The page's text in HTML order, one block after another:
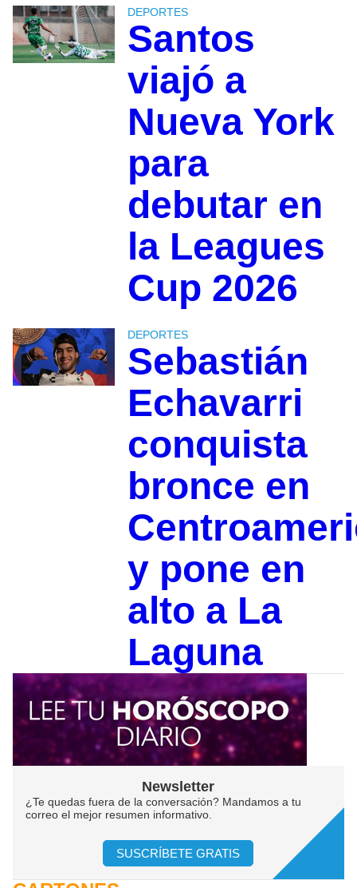
DEPORTES
Santos
viajó a
Nueva York
para
debutar en
la Leagues
Cup 2026
DEPORTES
Sebastián
Echavarri
conquista
bronce en
y pone en
alto a La
Laguna
Newsletter
¿Te quedas fuera de la conversación? Mandamos a tu
correo el mejor resumen informativo.
SUSCRÍBETE GRATIS